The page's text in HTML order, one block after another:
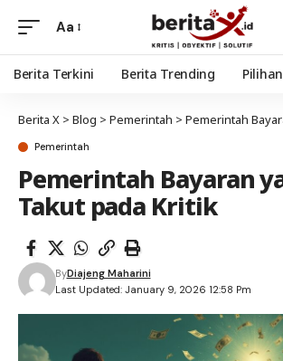
Aa
Berita Terkini Berita Trending
Berita X > Blog > Pemerintah > Pemerintah Bayaran
Pemerintah
Pemerintah Bayaran
Takut pada Kritik
Last Updated: January 9, 2026 12:58 Pm
ByDiajeng Maharini